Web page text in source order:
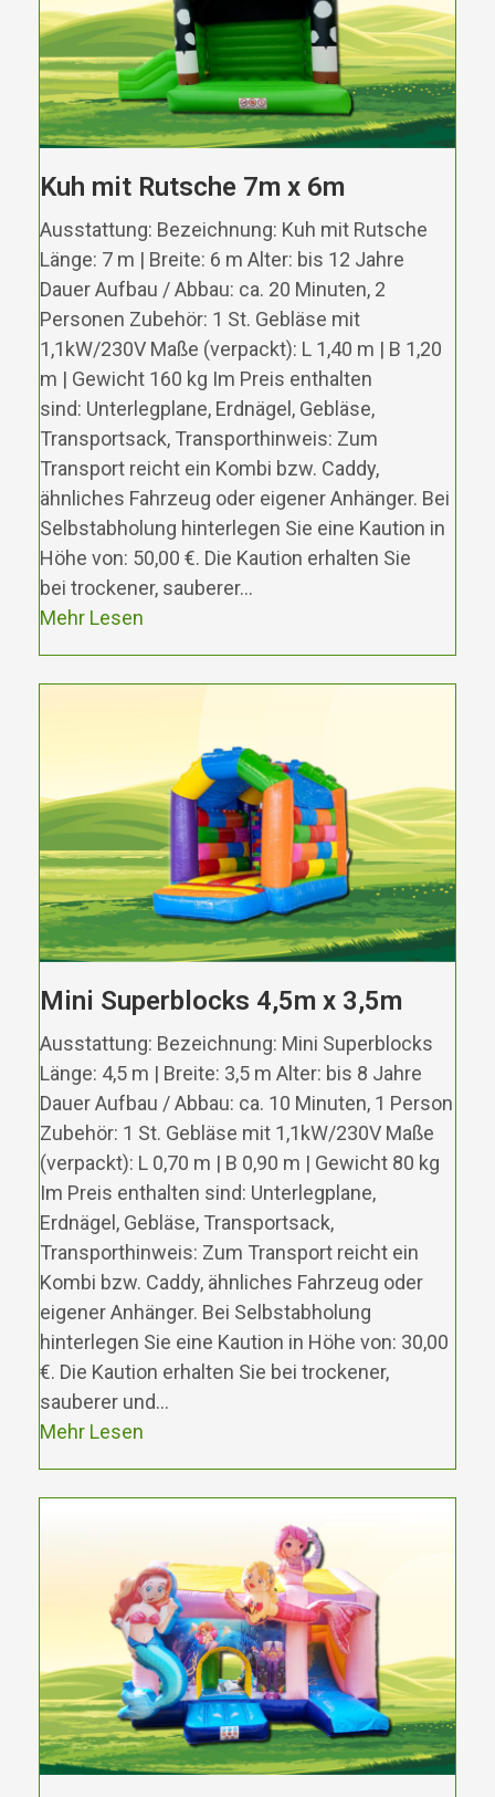
Kuh mit Rutsche 7m x 6m
Ausstattung: Bezeichnung: Kuh mit Rutsche
Länge: 7 m | Breite: 6 m Alter: bis 12 Jahre
Dauer Aufbau / Abbau: ca. 20 Minuten, 2
Personen Zubehör: 1 St. Gebläse mit
1,1kW/230V Maße (verpackt): L 1,40 m | B 1,20
m | Gewicht 160 kg Im Preis enthalten
sind: Unterlegplane, Erdnägel, Gebläse,
Transportsack, Transporthinweis: Zum
Transport reicht ein Kombi bzw. Caddy,
ähnliches Fahrzeug oder eigener Anhänger. Bei
Selbstabholung hinterlegen Sie eine Kaution in
Höhe von: 50,00 €. Die Kaution erhalten Sie
bei trockener, sauberer…
Mehr Lesen
Mini Superblocks 4,5m x 3,5m
Ausstattung: Bezeichnung: Mini Superblocks
Länge: 4,5 m | Breite: 3,5 m Alter: bis 8 Jahre
Dauer Aufbau / Abbau: ca. 10 Minuten, 1 Person
Zubehör: 1 St. Gebläse mit 1,1kW/230V Maße
(verpackt): L 0,70 m | B 0,90 m | Gewicht 80 kg
Im Preis enthalten sind: Unterlegplane,
Erdnägel, Gebläse, Transportsack,
Transporthinweis: Zum Transport reicht ein
Kombi bzw. Caddy, ähnliches Fahrzeug oder
eigener Anhänger. Bei Selbstabholung
hinterlegen Sie eine Kaution in Höhe von: 30,00
€. Die Kaution erhalten Sie bei trockener,
sauberer und…
Mehr Lesen